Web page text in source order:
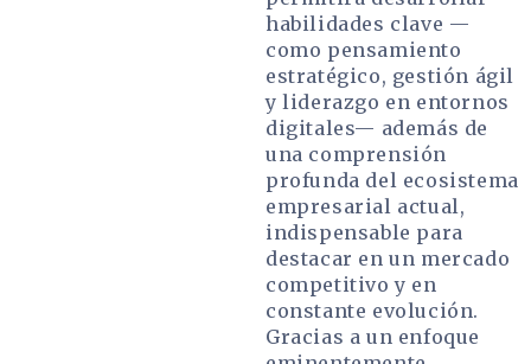
habilidades clave —
como pensamiento
estratégico, gestión ágil
y liderazgo en entornos
digitales— además de
una comprensión
profunda del ecosistema
empresarial actual,
indispensable para
destacar en un mercado
competitivo y en
constante evolución.
Gracias a un enfoque